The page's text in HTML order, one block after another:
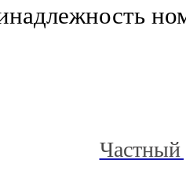
Частный